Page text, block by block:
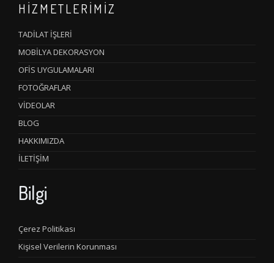
HİZMETLERİMİZ
TADİLAT İŞLERİ
MOBİLYA DEKORASYON
OFİS UYGULAMALARI
FOTOĞRAFLAR
VİDEOLAR
BLOG
HAKKIMIZDA
İLETİŞİM
Bilgi
Çerez Politikası
Kişisel Verilerin Korunması